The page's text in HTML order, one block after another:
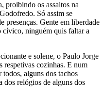
proibindo os assaltos na
Só assim se
presenças. Gente em liberdade
ninguém quis faltar a
e solene, o Paulo Jorge
respetivas cozinhas. E num
alguns dos tachos
dos relógios de alguns dos